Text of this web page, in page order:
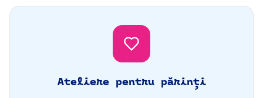
Ateliere pentru părinți